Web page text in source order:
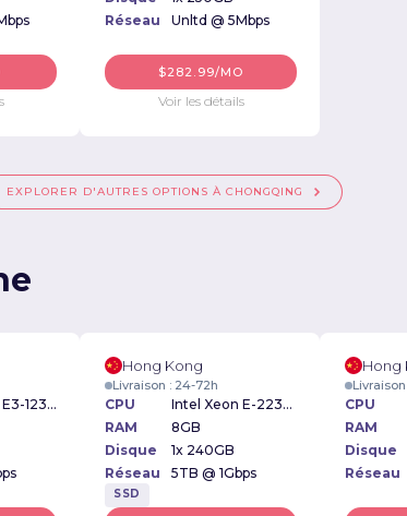
Réseau
Unltd @ 5Mbps
$282.99/MO
Voir les détails
EXPLORER D'AUTRES OPTIONS À CHONGQING
Intel Xeon E3-1230v2 3.30GHz
Hong Kong
Livraison : 24-72h
CPU
Intel Xeon E-2234 3.6GHz
RAM
8GB
Disque
1x 240GB
Réseau
5TB @ 1Gbps
SSD
Hong
CPU
RAM
Disque
Réseau